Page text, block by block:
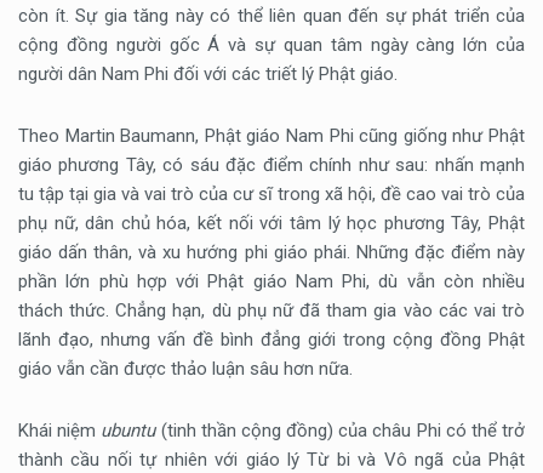
còn ít. Sự gia tăng này có thể liên quan đến sự phát triển của
cộng đồng người gốc Á và sự quan tâm ngày càng lớn của
người dân Nam Phi đối với các triết lý Phật giáo.
Theo Martin Baumann, Phật giáo Nam Phi cũng giống như Phật
giáo phương Tây, có sáu đặc điểm chính như sau: nhấn mạnh
tu tập tại gia và vai trò của cư sĩ trong xã hội, đề cao vai trò của
phụ nữ, dân chủ hóa, kết nối với tâm lý học phương Tây, Phật
giáo dấn thân, và xu hướng phi giáo phái. Những đặc điểm này
phần lớn phù hợp với Phật giáo Nam Phi, dù vẫn còn nhiều
thách thức. Chẳng hạn, dù phụ nữ đã tham gia vào các vai trò
lãnh đạo, nhưng vấn đề bình đẳng giới trong cộng đồng Phật
giáo vẫn cần được thảo luận sâu hơn nữa.
Khái niệm ubuntu(tinh thần cộng đồng) của châu Phi có thể trở
thành cầu nối tự nhiên với giáo lý Từ bi và Vô ngã của Phật